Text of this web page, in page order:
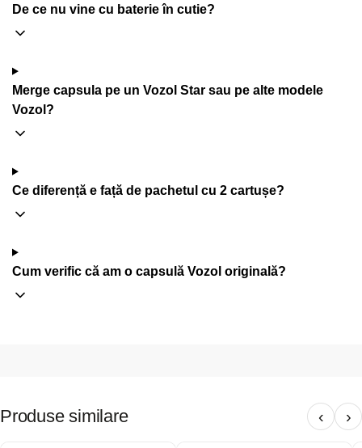
De ce nu vine cu baterie în cutie?
Merge capsula pe un Vozol Star sau pe alte modele
Vozol?
Ce diferență e față de pachetul cu 2 cartușe?
Cum verific că am o capsulă Vozol originală?
Produse similare ‹ ›